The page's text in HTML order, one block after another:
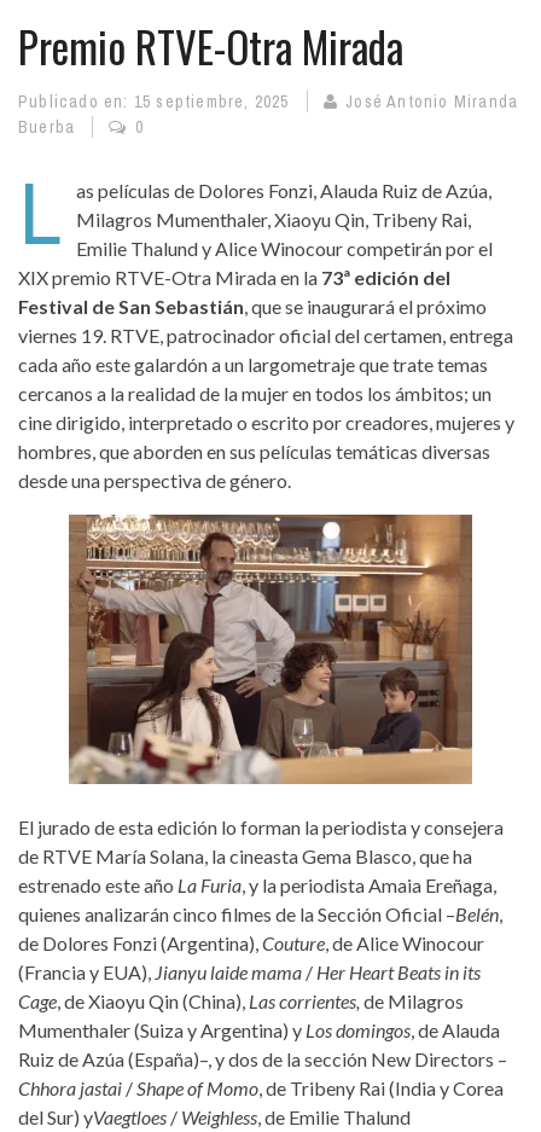
Premio RTVE-Otra Mirada
Publicado en: 15 septiembre, 2025
José Antonio Miranda
Buerba
0
L
as películas de Dolores Fonzi, Alauda Ruiz de Azúa,
Milagros Mumenthaler, Xiaoyu Qin, Tribeny Rai,
Emilie Thalund y Alice Winocour competirán por el
XIX premio RTVE-Otra Mirada en la 73ª edición del
Festival de San Sebastián, que se inaugurará el próximo
viernes 19. RTVE, patrocinador oficial del certamen, entrega
cada año este galardón a un largometraje que trate temas
cercanos a la realidad de la mujer en todos los ámbitos; un
cine dirigido, interpretado o escrito por creadores, mujeres y
hombres, que aborden en sus películas temáticas diversas
desde una perspectiva de género.
El jurado de esta edición lo forman la periodista y consejera
de RTVE María Solana, la cineasta Gema Blasco, que ha
estrenado este año La Furia, y la periodista Amaia Ereñaga,
quienes analizarán cinco filmes de la Sección Oficial –Belén,
de Dolores Fonzi (Argentina),Couture, de Alice Winocour
(Francia y EUA), Jianyu laide mama / Her Heart Beats in its
Cage, de Xiaoyu Qin (China), Las corrientes, de Milagros
Mumenthaler (Suiza y Argentina) y Los domingos, de Alauda
Ruiz de Azúa (España)–, y dos de la sección New Directors –
Chhora jastai /Shape of Momo, de Tribeny Rai (India y Corea
del Sur) yVaegtloes / Weighless, de Emilie Thalund